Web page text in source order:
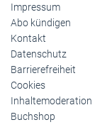
Impressum
Abo kündigen
Kontakt
Datenschutz
Barrierefreiheit
Cookies
Inhaltemoderation
Buchshop